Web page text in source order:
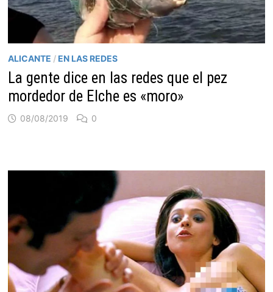
ALICANTE / EN LAS REDES
La gente dice en las redes que el pez
mordedor de Elche es «moro»
08/08/2019 0